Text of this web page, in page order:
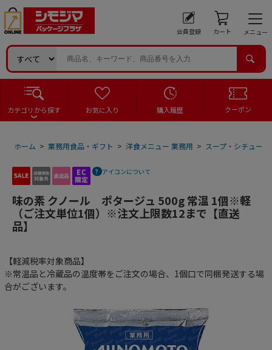
会員登録 カート メニュー
カテゴリから探す お気に入り 購入履歴 クーポン
ホーム > 業務用食品・ギフト > 洋食メニュー 業務用 > スープ・シチュー
アイコンについて
味の素 クノール ポタージュ 500g 常温 1個※軽
（ご注文単位1個）※注文上限数12まで【直送
品】
【軽減税率対象商品】
※常温品と冷蔵品の温度帯をご注文の場合、1個口で同梱発送する場
合がございます。